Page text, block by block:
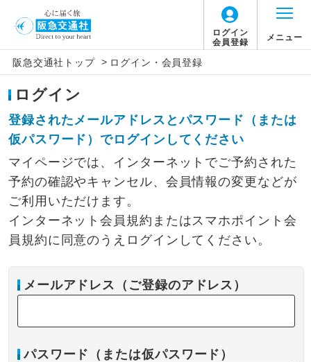
ログイン
会員登録
メニュー
阪急交通社トップ > ログイン・会員登録
ログイン
登録されたメールアドレスとパスワード（または
仮パスワード）でログインしてください
マイページでは、インターネットでご予約された
予約の確認やキャンセル、会員情報の変更などが
ご利用いただけます。
インターネット会員規約またはスマホポイント会
員規約に同意のうえログインしてください。
メールアドレス（ご登録のアドレス）
パスワード（または仮パスワード）